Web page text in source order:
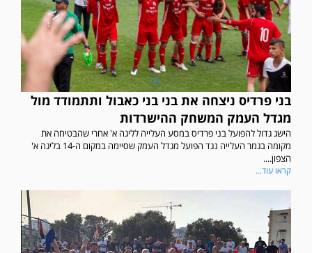
בני פרדיס ניצחה את בני בני כאבול ותתמודד מול
מגדל העמק המשחק ההישרדות
הישג גדול להפועל בני פרדיס במסע העלייה לליגה א' אחרי שהבטיחה את
מקומה בגמר העלייה נגד הפועל מגדל העמק שסיימה במקום ה-14 בליגה א'
הצפון....
קראו עוד...